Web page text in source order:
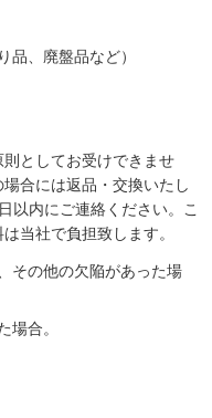
品、廃盤品など）
としてお受けできませ
合には返品・交換いたし
以内にご連絡ください。こ
当社で負担致します。
その他の欠陥があった場
場合。